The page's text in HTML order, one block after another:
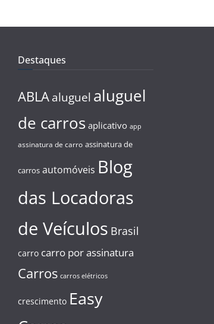
Destaques
ABLA aluguel aluguel
de carros aplicativo app
assinatura de carro assinatura de
carros automóveis Blog
das Locadoras
de Veículos Brasil
carro carro por assinatura
Carros carros elétricos
crescimento Easy